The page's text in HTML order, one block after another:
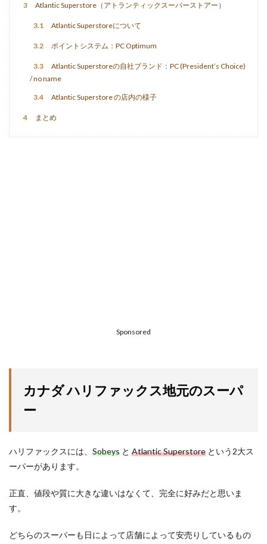
3 Atlantic Superstore（アトランティックスーパーストアー）
3.1 Atlantic Superstoreについて
3.2 ポイントシステム：PC Optimum
3.3
Atlantic Superstoreの自社ブランド：PC (President’s Choice)
/ no name
3.4 Atlantic Superstore の店内の様子
4 まとめ
Sponsored
カナダ ハリファックス地元のスーパ
ー
ハリファックスには、 Sobeys と Atlantic Superstore という2大ス
ーパーがあります。
正直、値段や質に大きな違いはなくて、完全に好みだと思いま
す。
どちらのスーパーも日によって店舗によって安売りしているもの